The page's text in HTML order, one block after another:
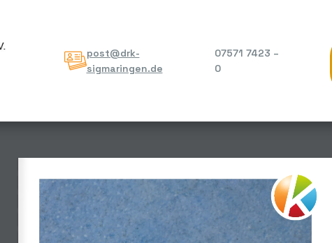
post@drk-
sigmaringen.de
07571 7423 –
0